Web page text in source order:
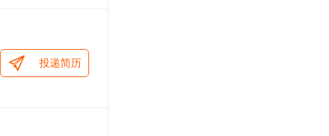
投递简历